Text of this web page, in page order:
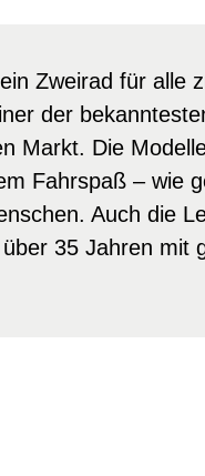
Zweirad für alle
der
Markt. Die
Fahrspaß – wie
Auch die
35 Jahren mit